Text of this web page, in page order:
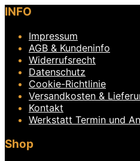
Dieses
Produkt
mehrere
Varianten
auf.
Die
Optionen
können
auf
der
Produktseite
INFO
Impressum
AGB & Kundeninfo
Widerrufsrecht
Datenschutz
Cookie-Richtlinie
Versandkosten &
Kontakt
Werkstatt Termin und
Shop